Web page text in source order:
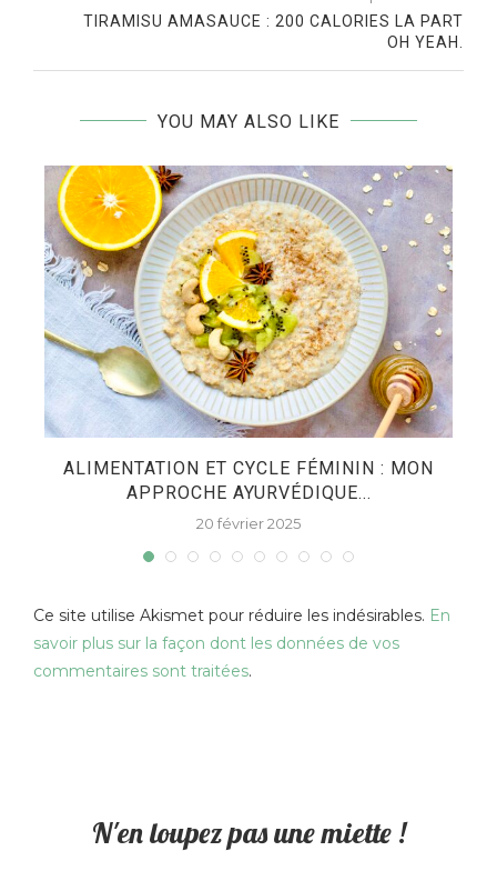
TIRAMISU AMASAUCE : 200 CALORIES LA PART
OH YEAH.
YOU MAY ALSO LIKE
ALIMENTATION ET CYCLE FÉMININ : MON
APPROCHE AYURVÉDIQUE...
20 février 2025
Ce site utilise Akismet pour réduire les indésirables. En
savoir plus sur la façon dont les données de vos
commentaires sont traitées.
N'en loupez pas une miette !